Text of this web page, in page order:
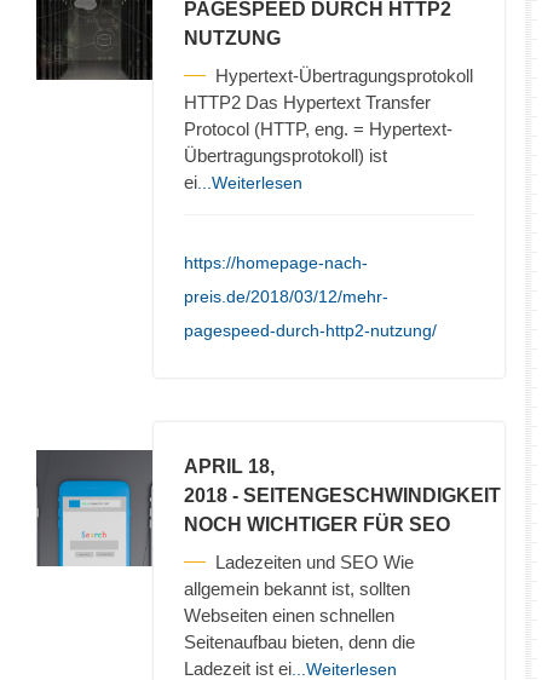
PAGESPEED DURCH HTTP2
NUTZUNG
Hypertext-Übertragungsprotokoll
HTTP2 Das Hypertext Transfer
Protocol (HTTP, eng. = Hypertext-
Übertragungsprotokoll) ist
ei ...Weiterlesen
https://homepage-nach-
preis.de/2018/03/12/mehr-
pagespeed-durch-http2-nutzung/
APRIL 18,
2018 - SEITENGESCHWINDIGKEIT
NOCH WICHTIGER FÜR SEO
Ladezeiten und SEO Wie
allgemein bekannt ist, sollten
Webseiten einen schnellen
Seitenaufbau bieten, denn die
Ladezeit ist ei ...Weiterlesen